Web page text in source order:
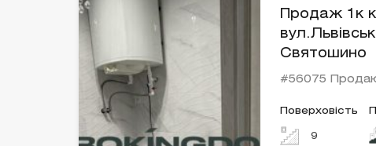
Продаж 1к
Святошино
#56075
Поверховість
9